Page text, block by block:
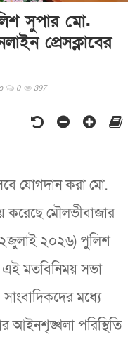
সুপার মো.
প্রেসক্লাবের
0 397
যোগদান করা মো.
করেছে মৌলভীবাজার
(২জুলাই ২০২৬) পুলিশ
এই মতবিনিময় সভা
মধ্যে
আইনশৃঙ্খলা পরিস্থিতি